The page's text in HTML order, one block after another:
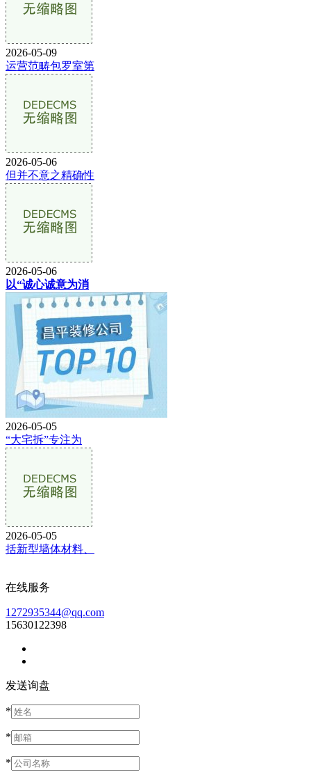
2026-05-09
运营范畴包罗室第
2026-05-06
但并不意之精确性
2026-05-06
以“诚心诚意为消
2026-05-05
“大宅拆”专注为
2026-05-05
括新型墙体材料、
在线服务
1272935344@qq.com
15630122398
发送询盘
*
*
*